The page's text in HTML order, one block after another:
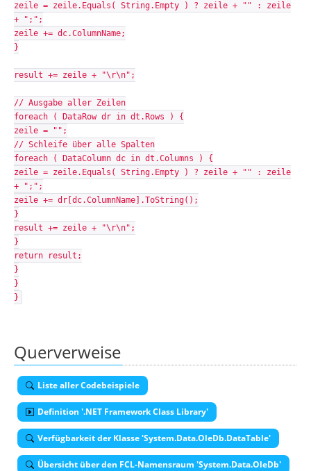
zeile = zeile.Equals( String.Empty ) ? zeile + "" : zeile
+ ";";
zeile += dc.ColumnName;
}
result += zeile + "\r\n";
// Ausgabe aller Zeilen
foreach ( DataRow dr in dt.Rows ) {
zeile = "";
// Schleife über alle Spalten
foreach ( DataColumn dc in dt.Columns ) {
zeile = zeile.Equals( String.Empty ) ? zeile + "" : zeile
+ ";";
zeile += dr[dc.ColumnName].ToString();
}
result += zeile + "\r\n";
}
return result;
}
}
}
Querverweise
Liste aller Codebeispiele
Definition '.NET Framework Class Library'
Verfügbarkeit der Klasse 'System.Data.OleDb.DataTable'
Übersicht über den FCL-Namensraum 'System.Data.OleDb'